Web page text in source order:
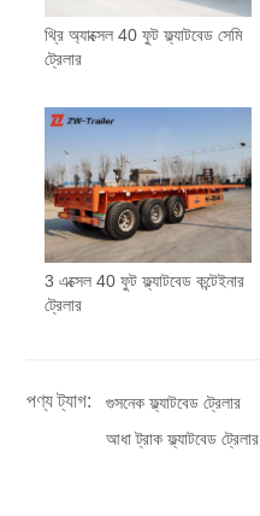
থ্রি অ্যাক্সেল 40 ফুট ফ্ল্যাটবেড সেমি
ট্রেলার
3 এক্সেল 40 ফুট ফ্ল্যাটবেড কন্টেইনার
ট্রেলার
পণ্য ট্যাগ: গুসনেক ফ্ল্যাটবেড ট্রেলার
আধা ট্রাক ফ্ল্যাটবেড ট্রেলার